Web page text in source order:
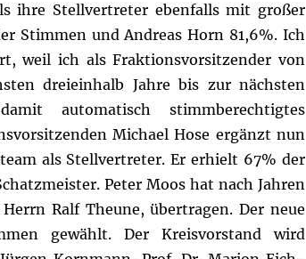
ihre Stellvertreter ebenfalls mit großer
Stimmen und Andreas Horn 81,6%. Ich
weil ich als Fraktionsvorsitzender von
dreieinhalb Jahre bis zur nächsten
automatisch stimmberechtigtes
Michael Hose ergänzt nun
als Stellvertreter. Er erhielt 67% der
Peter Moos hat nach Jahren
Ralf Theune, übertragen. Der neue
gewählt. Der Kreisvorstand wird